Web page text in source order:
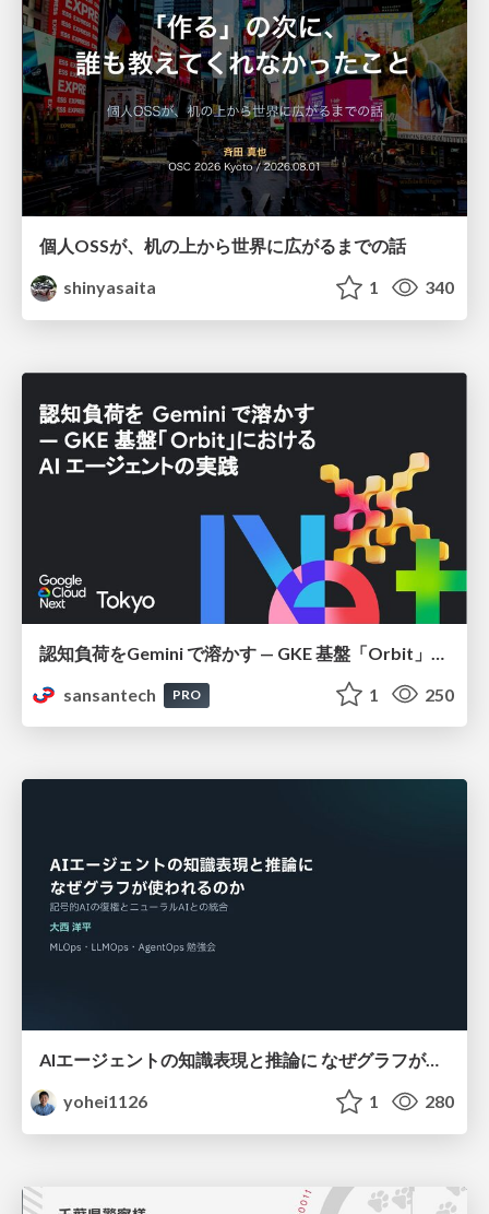
個人OSSが、机の上から世界に広がるまでの話
shinyasaita
1 340
sansantech
PRO 1 250
AIエージェントの知識表現と推論に なぜグラフが使われるのか - 記号的AIの復権とニューラルAIとの統合
yohei1126
1 280